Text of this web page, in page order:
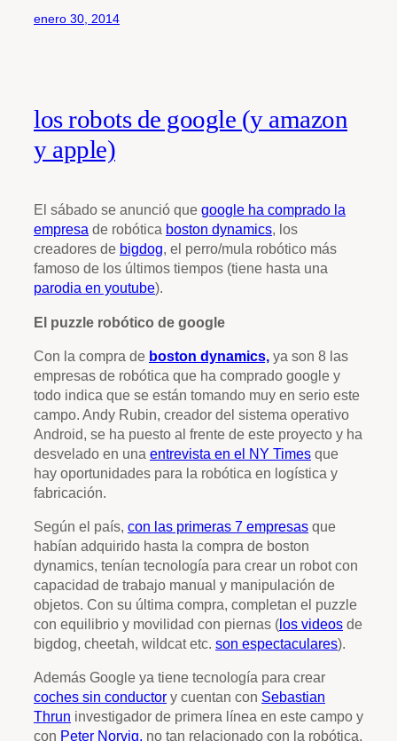
enero 30, 2014
los robots de google (y amazon
y apple)
El sábado se anunció que google ha comprado la
empresa de robótica boston dynamics, los
creadores de bigdog, el perro/mula robótico más
famoso de los últimos tiempos (tiene hasta una
parodia en youtube).
El puzzle robótico de google
Con la compra de boston dynamics, ya son 8 las
empresas de robótica que ha comprado google y
todo indica que se están tomando muy en serio este
campo. Andy Rubin, creador del sistema operativo
Android, se ha puesto al frente de este proyecto y ha
desvelado en una entrevista en el NY Times que
hay oportunidades para la robótica en logística y
fabricación.
Según el país, con las primeras 7 empresas que
habían adquirido hasta la compra de boston
dynamics, tenían tecnología para crear un robot con
capacidad de trabajo manual y manipulación de
objetos. Con su última compra, completan el puzzle
con equilibrio y movilidad con piernas (los videos de
bigdog, cheetah, wildcat etc. son espectaculares).
Además Google ya tiene tecnología para crear
coches sin conductor y cuentan con Sebastian
Thrun investigador de primera línea en este campo y
con Peter Norvig, no tan relacionado con la robótica,